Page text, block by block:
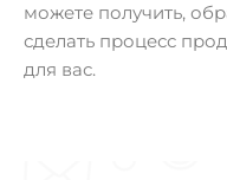
можете получить,
сделать процесс
для вас.